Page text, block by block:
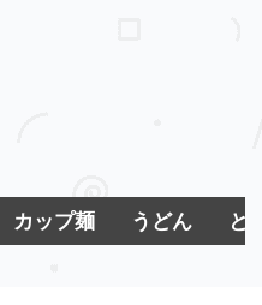
カップ麺 うどん と